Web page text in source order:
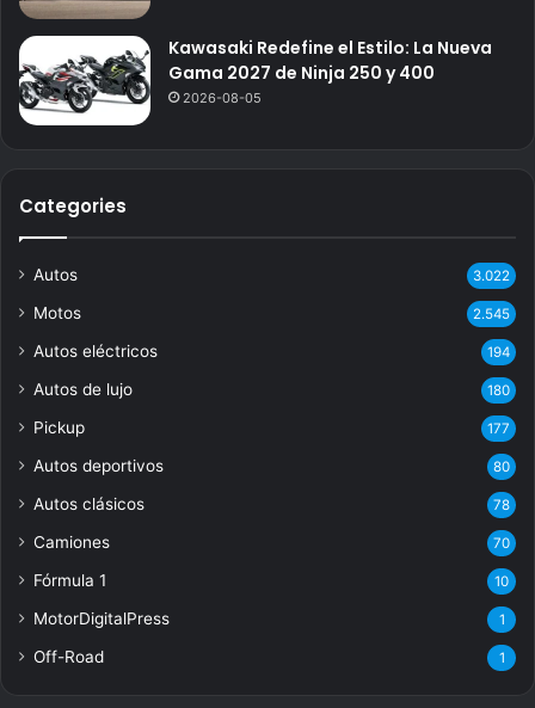
Kawasaki Redefine el Estilo: La Nueva
Gama 2027 de Ninja 250 y 400
2026-08-05
Categories
Autos 3.022
Motos 2.545
Autos eléctricos 194
Autos de lujo 180
Pickup 177
Autos deportivos 80
Autos clásicos 78
Camiones 70
Fórmula 1 10
MotorDigitalPress 1
Off-Road 1